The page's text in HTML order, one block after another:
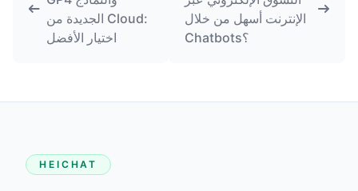
الجديدة من Cloud:
اختيار الأفضل
الإنترنت أسهل من خلال
Chatbots؟
HEICHAT